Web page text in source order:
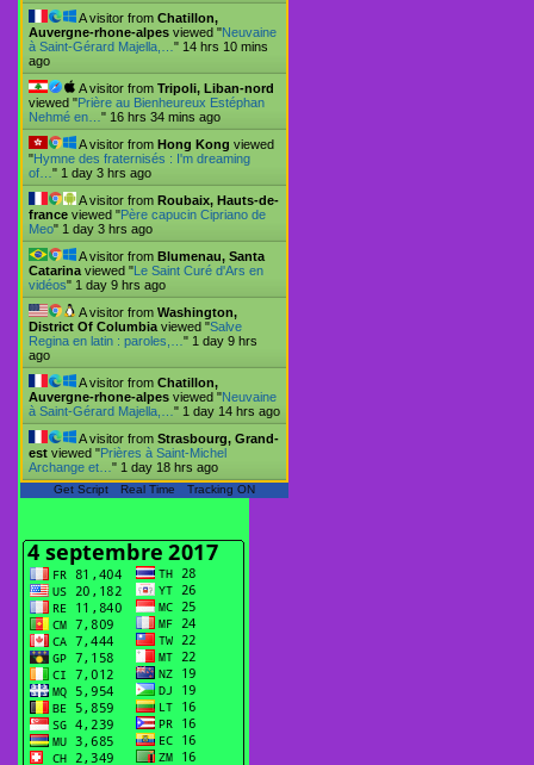
A visitor from Chatillon,
Auvergne-rhone-alpes viewed "Neuvaine
à Saint-Gérard Majella,… " 14 hrs 10 mins
ago
A visitor from Tripoli, Liban-nord
viewed "Prière au Bienheureux Estéphan
Nehmé en… " 16 hrs 34 mins ago
A visitor from Hong Kong viewed
"Hymne des fraternisés : I'm dreaming
of… " 1 day 3 hrs ago
A visitor from Roubaix, Hauts-de-
france viewed "Père capucin Cipriano de
Meo" 1 day 3 hrs ago
A visitor from Blumenau, Santa
Catarina viewed "Le Saint Curé d'Ars en
vidéos" 1 day 9 hrs ago
A visitor from Washington,
District Of Columbia viewed "Salve
Regina en latin : paroles,… " 1 day 9 hrs
ago
A visitor from Chatillon,
Auvergne-rhone-alpes viewed "Neuvaine
à Saint-Gérard Majella,… " 1 day 14 hrs ago
A visitor from Strasbourg, Grand-
est viewed "Prières à Saint-Michel
Archange et… " 1 day 18 hrs ago
Get Script Real Time Tracking ON